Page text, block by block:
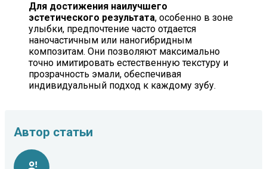
Для достижения наилучшего
эстетического результата, особенно в зоне
улыбки, предпочтение часто отдается
наночастичным или наногибридным
композитам. Они позволяют максимально
точно имитировать естественную текстуру и
прозрачность эмали, обеспечивая
индивидуальный подход к каждому зубу.
Автор статьи